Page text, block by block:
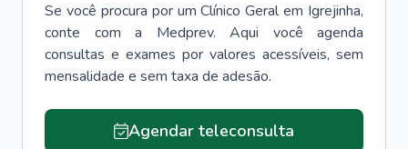
Se você procura por um Clínico Geral em Igrejinha,
conte com a Medprev. Aqui você agenda
consultas e exames por valores acessíveis, sem
mensalidade e sem taxa de adesão.
Agendar teleconsulta